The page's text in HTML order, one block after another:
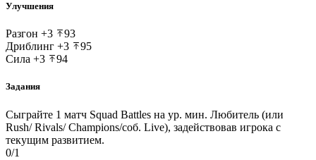
Улучшения
Разгон +3
93
Дриблинг +3
95
Сила +3 94
Задания
Сыграйте 1 матч Squad Battles на ур. мин. Любитель (или
Rush/ Rivals/ Champions/соб. Live), задействовав игрока с
текущим развитием.
0/1